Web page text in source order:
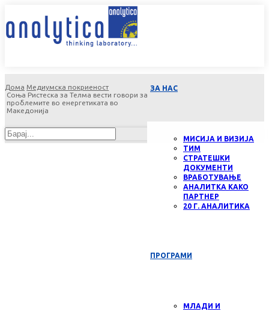
ЗА НАС
МИСИЈА И ВИЗИЈА
ТИМ
СТРАТЕШКИ
ДОКУМЕНТИ
ВРАБОТУВАЊЕ
АНАЛИТКА КАКО
ПАРТНЕР
20 Г. АНАЛИТИКА
ПРОГРАМИ
МЛАДИ И
Дома Медиумска покриеност
Соња Ристеска за Телма вести говори за
проблемите во енергетиката во
Македонија